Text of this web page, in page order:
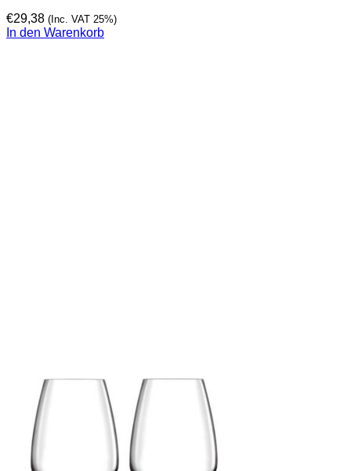
€29,38 (Inc. VAT 25%)
In den Warenkorb